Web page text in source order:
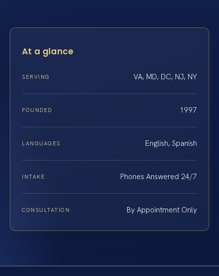
At a glance
SERVING VA, MD, DC, NJ, NY
FOUNDED 1997
LANGUAGES English, Spanish
INTAKE Phones Answered 24/7
CONSULTATION By Appointment Only